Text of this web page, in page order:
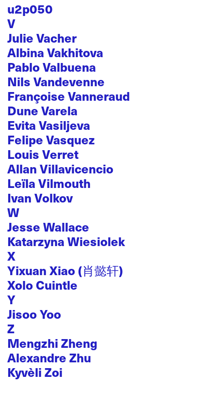
u2p050
V
Julie Vacher
Albina Vakhitova
Pablo Valbuena
Nils Vandevenne
Françoise Vanneraud
Dune Varela
Evita Vasiljeva
Felipe Vasquez
Louis Verret
Allan Villavicencio
Leïla Vilmouth
Ivan Volkov
W
Jesse Wallace
Katarzyna Wiesiolek
X
Yixuan Xiao (肖懿轩)
Xolo Cuintle
Y
Jisoo Yoo
Z
Mengzhi Zheng
Alexandre Zhu
Kyvèli Zoi